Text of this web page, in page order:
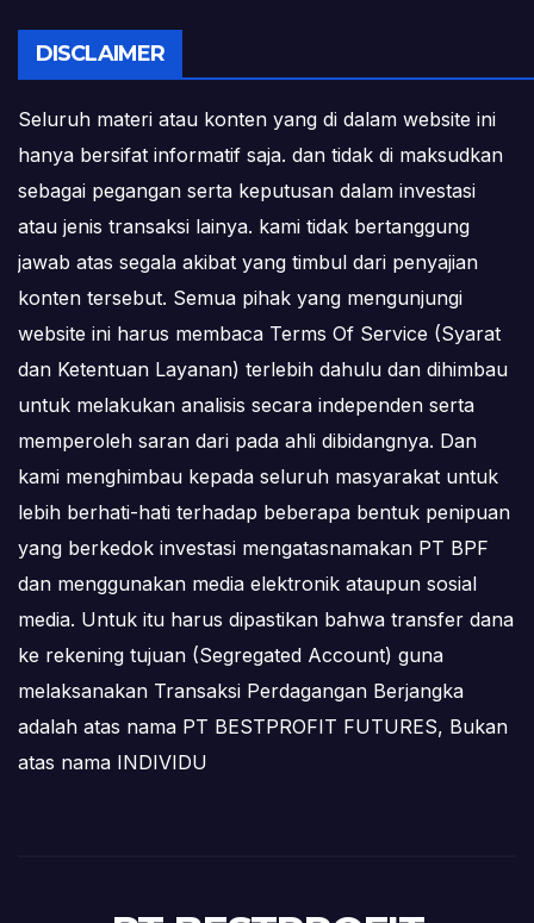
DISCLAIMER
Seluruh materi atau konten yang di dalam website ini
hanya bersifat informatif saja. dan tidak di maksudkan
sebagai pegangan serta keputusan dalam investasi
atau jenis transaksi lainya. kami tidak bertanggung
jawab atas segala akibat yang timbul dari penyajian
konten tersebut. Semua pihak yang mengunjungi
website ini harus membaca Terms Of Service (Syarat
dan Ketentuan Layanan) terlebih dahulu dan dihimbau
untuk melakukan analisis secara independen serta
memperoleh saran dari pada ahli dibidangnya. Dan
kami menghimbau kepada seluruh masyarakat untuk
lebih berhati-hati terhadap beberapa bentuk penipuan
yang berkedok investasi mengatasnamakan PT BPF
dan menggunakan media elektronik ataupun sosial
media. Untuk itu harus dipastikan bahwa transfer dana
ke rekening tujuan (Segregated Account) guna
melaksanakan Transaksi Perdagangan Berjangka
adalah atas nama PT BESTPROFIT FUTURES, Bukan
atas nama INDIVIDU